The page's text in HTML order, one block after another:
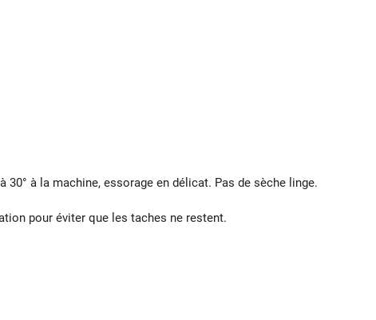
à la machine, essorage en délicat. Pas de sèche linge.
pour éviter que les taches ne restent.